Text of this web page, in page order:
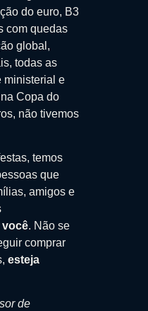
do euro, B3
com quedas
global,
todas as
ministerial e
Copa do
não tivemos
temos
que
amigos e
você. Não se
comprar
esteja
de